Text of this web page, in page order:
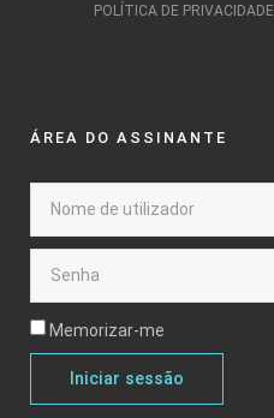
POLÍTICA DE PRIVACIDADE
ÁREA DO ASSINANTE
Memorizar-me
Iniciar sessão